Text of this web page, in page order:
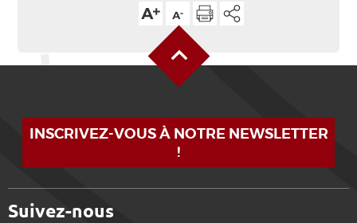
INSCRIVEZ-VOUS À NOTRE NEWSLETTER
!
Suivez-nous